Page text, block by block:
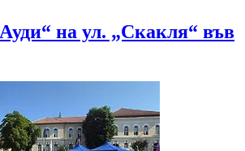
на ул. „Скакля“ във